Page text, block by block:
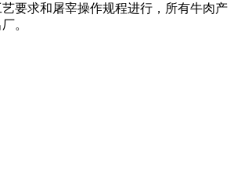
要求和屠宰操作规程进行，所有牛肉产
。